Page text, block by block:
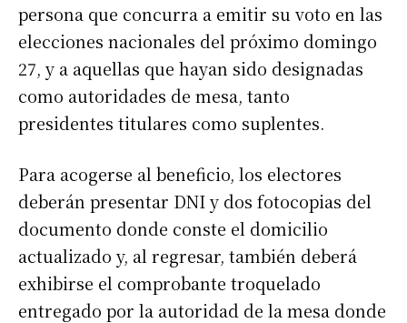
persona que concurra a emitir su voto en las
elecciones nacionales del próximo domingo
27, y a aquellas que hayan sido designadas
como autoridades de mesa, tanto
presidentes titulares como suplentes.
Para acogerse al beneficio, los electores
deberán presentar DNI y dos fotocopias del
documento donde conste el domicilio
actualizado y, al regresar, también deberá
exhibirse el comprobante troquelado
entregado por la autoridad de la mesa donde